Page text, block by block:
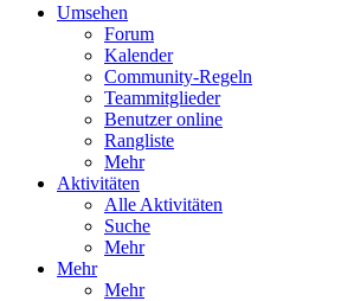
Umsehen
Forum
Kalender
Community-Regeln
Teammitglieder
Benutzer online
Rangliste
Mehr
Aktivitäten
Alle Aktivitäten
Suche
Mehr
Mehr
Mehr